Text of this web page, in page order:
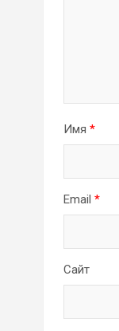
Имя *
Email *
Сайт